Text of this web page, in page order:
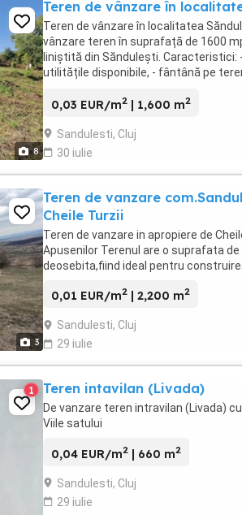
8
Teren de vânzare în
Teren de vânzare în localitatea
vânzare teren în suprafață de 1600
liniștită din Săndulești.
utilitățile disponibile, - fântână pe
0,03 EUR/m2 | 1,600 m2
Sandulesti, Cluj
30 iulie
3
Teren de vanzare
Cheile Turzii
Teren de vanzare in apropiere de
Apusenilor Terenul are o suprafata
deosebita,fiind ideal pentru
0,01 EUR/m2 | 2,200 m2
Sandulesti, Cluj
29 iulie
1 Teren intavilan (Livada)
De vanzare teren intravilan (Livada)
Viile satului
0,04 EUR/m2 | 660 m2
Sandulesti, Cluj
29 iulie